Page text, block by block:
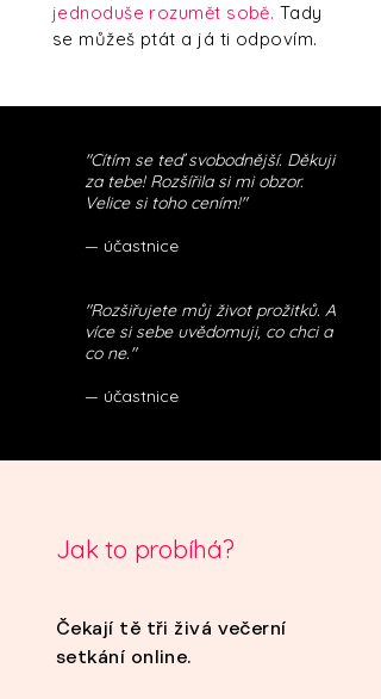
jednoduše rozumět sobě. Tady
se můžeš ptát a já ti odpovím.
"Cítím se teď svobodnější. Děkuji
za tebe! Rozšířila si mi obzor.
Velice si toho cením!"
— účastnice
"Rozšiřujete můj život prožitků. A
více si sebe uvědomuji, co chci a
co ne."
— účastnice
Jak to probíhá?
Čekají tě tři živá večerní
setkání online.